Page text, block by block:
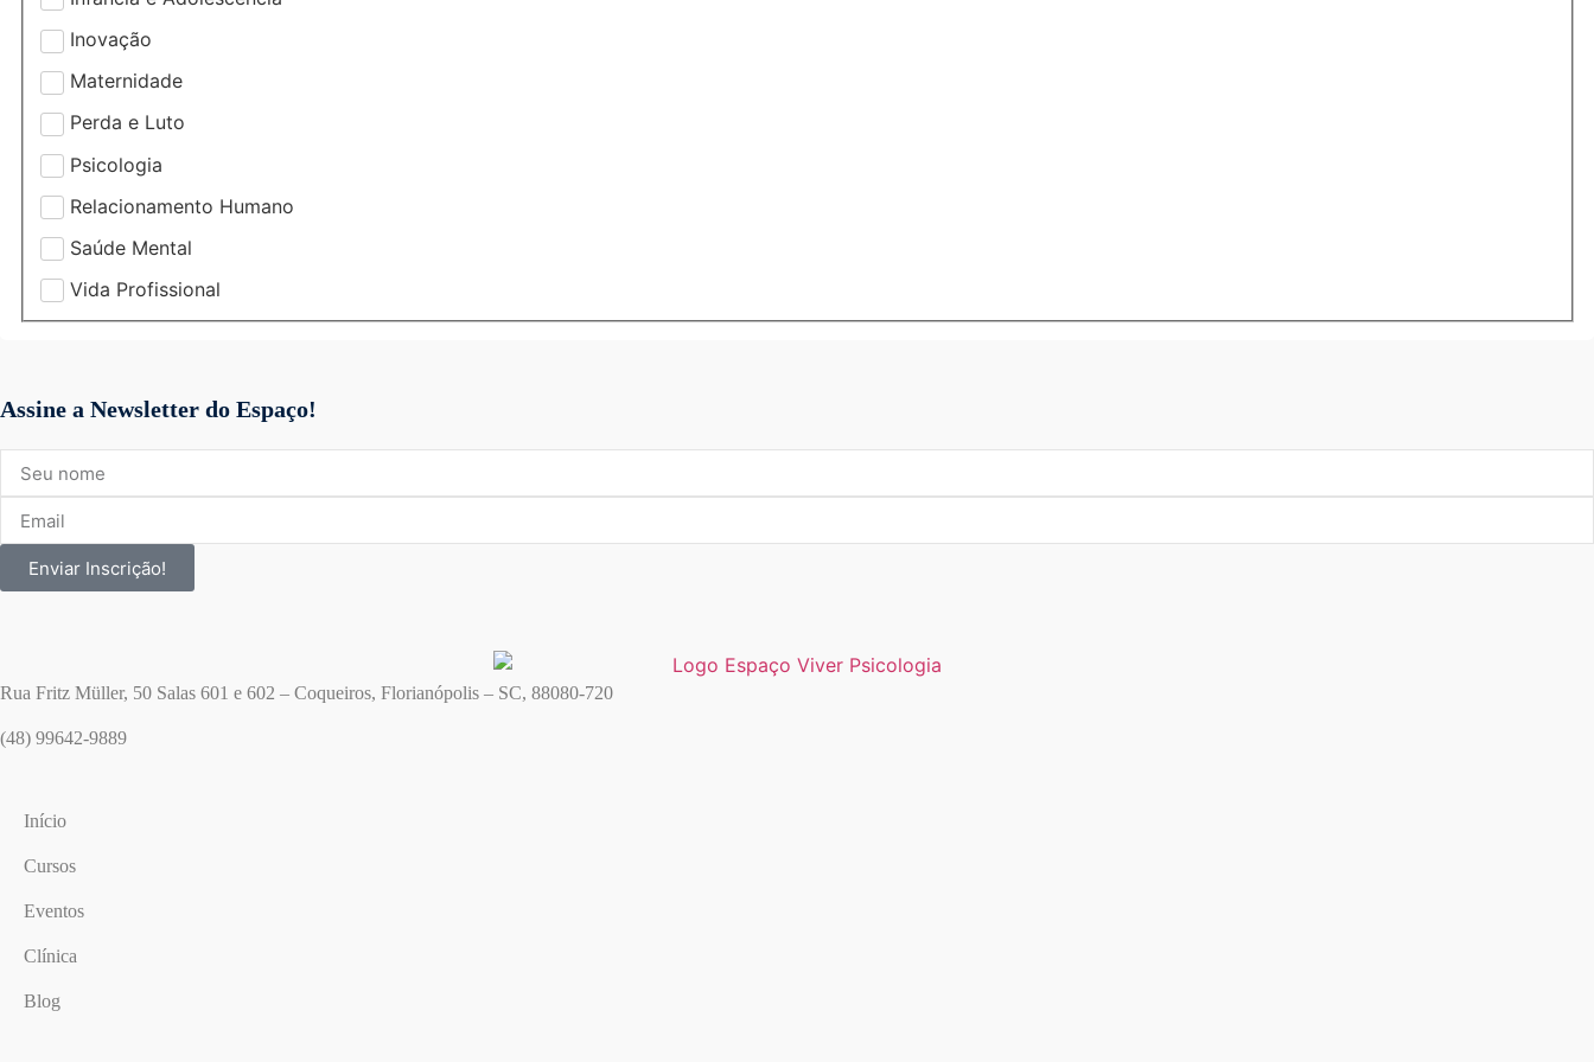
Inovação
Maternidade
Perda e Luto
Psicologia
Relacionamento Humano
Saúde Mental
Vida Profissional
Assine a Newsletter do Espaço!
Enviar Inscrição!
Rua Fritz Müller, 50 Salas 601 e 602 – Coqueiros, Florianópolis – SC, 88080-720
(48) 99642-9889
Início
Cursos
Eventos
Clínica
Blog